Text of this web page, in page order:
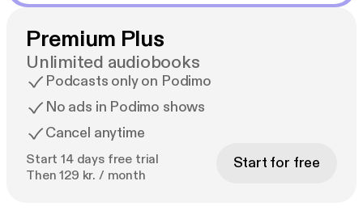
Premium Plus
Unlimited audiobooks
Podcasts only on Podimo
No ads in Podimo shows
Cancel anytime
Start 14 days free trial
Then 129 kr. / month
Start for free